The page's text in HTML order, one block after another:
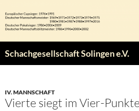
Inhalt
springen
Schachgesellschaft Solingen e.V.
IV. MANNSCHAFT
Vierte siegt im Vier-